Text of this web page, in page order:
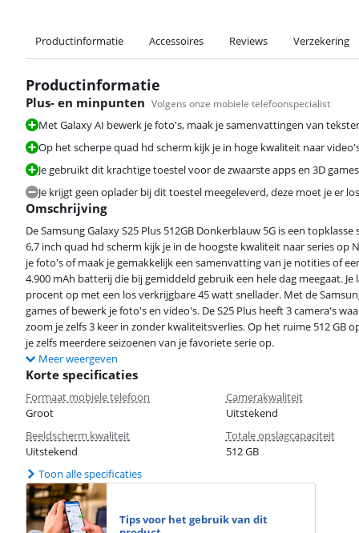
Productinformatie Accessoires Reviews Verzekering
Productinformatie
Plus- en minpunten Volgens onze mobiele telefoonspecialist
Met Galaxy AI bewerk je foto's, maak je samenvattingen van
Op het scherpe quad hd scherm kijk je in hoge kwaliteit naar
Je gebruikt dit krachtige toestel voor de zwaarste apps en 3D
Je krijgt geen oplader bij dit toestel meegeleverd, deze moet je er
Omschrijving
De Samsung Galaxy S25 Plus 512GB Donkerblauw 5G is een
6,7 inch quad hd scherm kijk je in de hoogste kwaliteit naar series op
je foto's of maak je gemakkelijk een samenvatting van je notities of
4.900 mAh batterij die bij gemiddeld gebruik een hele dag meegaat.
procent op met een los verkrijgbare 45 watt snellader. Met de
games of bewerk je foto's en video's. De S25 Plus heeft 3 camera's
zoom je zelfs 3 keer in zonder kwaliteitsverlies. Op het ruime 512 GB
je zelfs meerdere seizoenen van je favoriete serie op.
Meer weergeven
Korte specificaties
Formaat mobiele telefoon
Groot
Camerakwaliteit
Uitstekend
Beeldscherm kwaliteit
Uitstekend
Totale opslagcapaciteit
512 GB
Toon alle specificaties
Tips voor het gebruik van dit